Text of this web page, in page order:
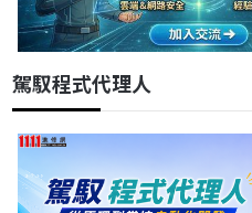
駕馭程式代理人